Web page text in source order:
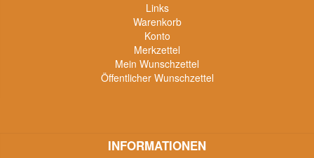
Links
Warenkorb
Konto
Merkzettel
Mein Wunschzettel
Öffentlicher Wunschzettel
INFORMATIONEN